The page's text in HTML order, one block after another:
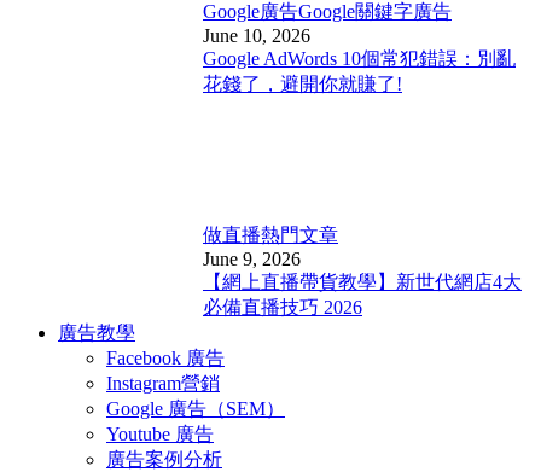
Google廣告Google關鍵字廣告
June 10, 2026
Google AdWords 10個常犯錯誤：別亂
花錢了，避開你就賺了!
做直播熱門文章
June 9, 2026
【網上直播帶貨教學】新世代網店4大
必備直播技巧 2026
廣告教學
Facebook 廣告
Instagram營銷
Google 廣告（SEM）
Youtube 廣告
廣告案例分析